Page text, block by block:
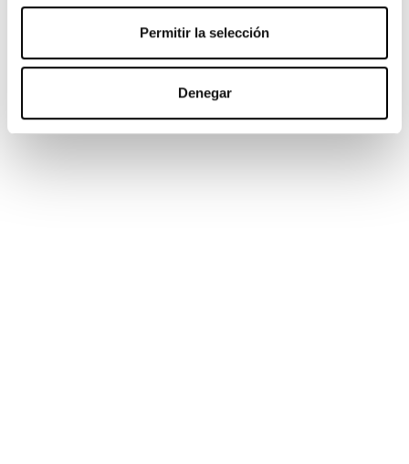
Permitir la selección
Denegar